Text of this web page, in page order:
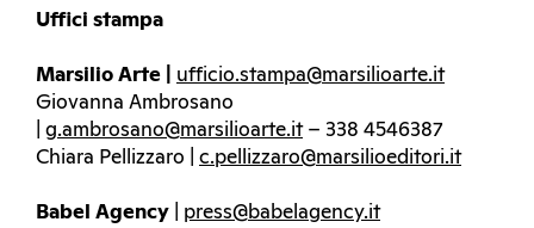
Uffici stampa
Marsilio Arte | ufficio.stampa@marsilioarte.it
Giovanna Ambrosano
g.ambrosano@marsilioarte.it– 338 4546387
Chiara Pellizzaro | c.pellizzaro@marsilioeditori.it
Babel Agency
press@babelagency.it